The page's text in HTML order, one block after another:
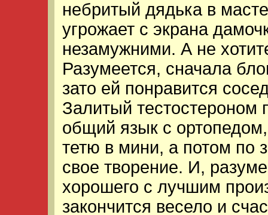
небритый дядька в
угрожает с экрана
незамужними. А не
Разумеется, сначала
зато ей понравится
Залитый тестостероном
общий язык с
тетю в мини, а потом по
свое творение. И,
хорошего с лучшим
закончится весело и